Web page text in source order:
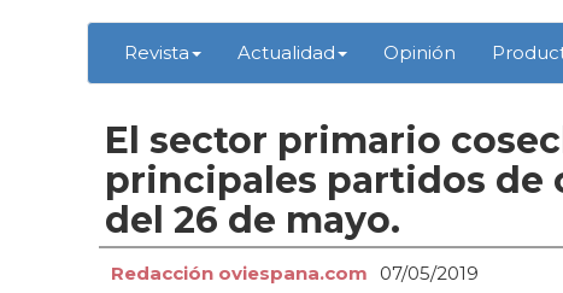
Revista Actualidad Opinión
El sector primario
principales partidos de
del 26 de mayo.
Redacción oviespana.com 07/05/2019